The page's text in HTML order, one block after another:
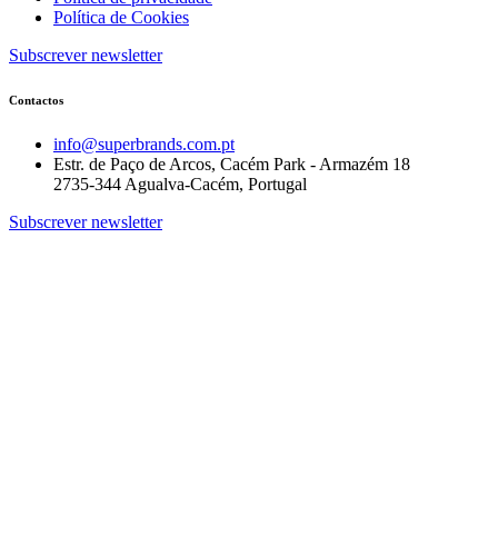
Política de Cookies
Subscrever newsletter
Contactos
info@superbrands.com.pt
Estr. de Paço de Arcos, Cacém Park - Armazém 18
2735-344 Agualva-Cacém, Portugal
Subscrever newsletter